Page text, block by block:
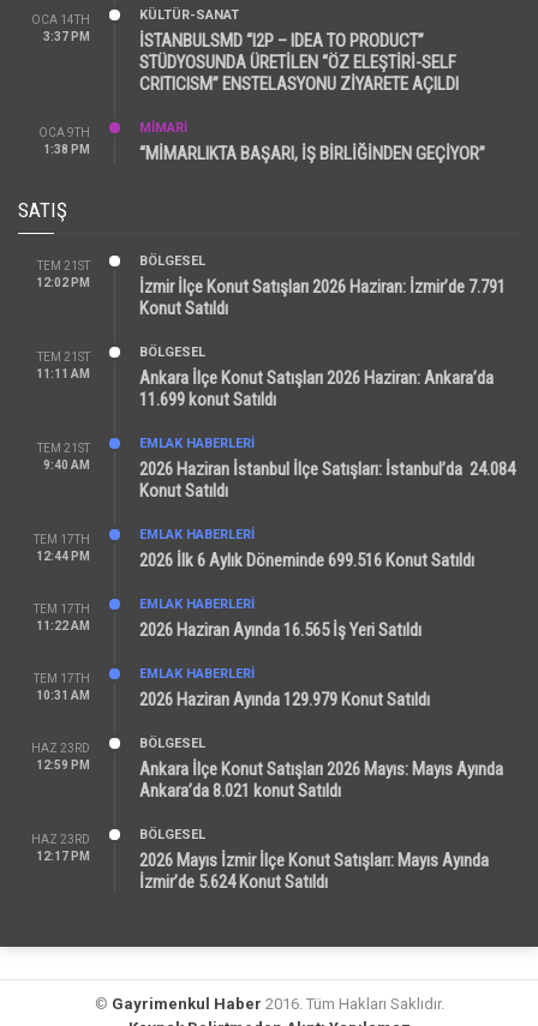
OCA 14TH
3:37 PM
KÜLTÜR-SANAT
İSTANBULSMD “I2P – IDEA TO PRODUCT”
STÜDYOSUNDA ÜRETİLEN “ÖZ ELEŞTİRİ-SELF
CRITICISM” ENSTELASYONU ZİYARETE AÇILDI
OCA 9TH
1:38 PM
MİMARİ
“MİMARLIKTA BAŞARI, İŞ BİRLİĞİNDEN GEÇİYOR”
SATIŞ
TEM 21ST
12:02 PM
BÖLGESEL
İzmir İlçe Konut Satışları 2026 Haziran: İzmir’de 7.791
Konut Satıldı
TEM 21ST
11:11 AM
BÖLGESEL
Ankara İlçe Konut Satışları 2026 Haziran: Ankara’da
11.699 konut Satıldı
TEM 21ST
9:40 AM
EMLAK HABERLERI
2026 Haziran İstanbul İlçe Satışları: İstanbul’da 24.084
Konut Satıldı
TEM 17TH
12:44 PM
EMLAK HABERLERI
2026 İlk 6 Aylık Döneminde 699.516 Konut Satıldı
TEM 17TH
11:22 AM
EMLAK HABERLERI
2026 Haziran Ayında 16.565 İş Yeri Satıldı
TEM 17TH
10:31 AM
EMLAK HABERLERI
2026 Haziran Ayında 129.979 Konut Satıldı
HAZ 23RD
12:59 PM
BÖLGESEL
Ankara İlçe Konut Satışları 2026 Mayıs: Mayıs Ayında
Ankara’da 8.021 konut Satıldı
HAZ 23RD
12:17 PM
BÖLGESEL
2026 Mayıs İzmir İlçe Konut Satışları: Mayıs Ayında
İzmir’de 5.624 Konut Satıldı
© Gayrimenkul Haber 2016. Tüm Hakları Saklıdır.